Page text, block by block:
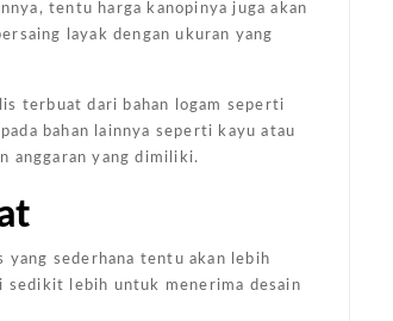
tentu harga kanopinya juga akan
layak dengan ukuran yang
terbuat dari bahan logam seperti
bahan lainnya seperti kayu atau
anggaran yang dimiliki.
yang sederhana tentu akan lebih
sedikit lebih untuk menerima desain